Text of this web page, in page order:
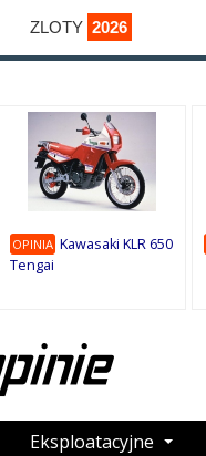
ZLOTY 2026
OPINIA Kawasaki KLR 650
Tengai
Eksploatacyjne